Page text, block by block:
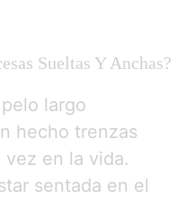
Sueltas Y Anchas?
largo
hecho trenzas
vez en la vida.
sentada en el